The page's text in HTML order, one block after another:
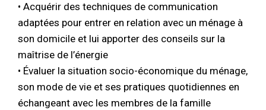
• Acquérir des techniques de communication
adaptées pour entrer en relation avec un ménage à
son domicile et lui apporter des conseils sur la
maîtrise de l’énergie
• Évaluer la situation socio-économique du ménage,
son mode de vie et ses pratiques quotidiennes en
échangeant avec les membres de la famille